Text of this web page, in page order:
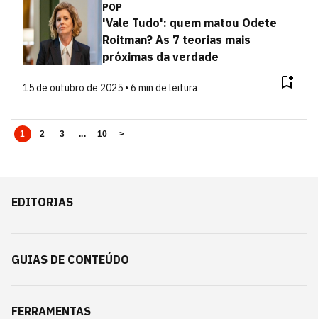
POP
'Vale Tudo': quem matou Odete
Roitman? As 7 teorias mais
próximas da verdade
15 de outubro de 2025 • 6 min de leitura
1 2 3 ... 10 >
EDITORIAS
GUIAS DE CONTEÚDO
FERRAMENTAS